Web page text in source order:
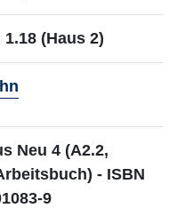
(Haus 2)
- Mehr Infos zum
Neu 4 (A2.2,
- ISBN
9